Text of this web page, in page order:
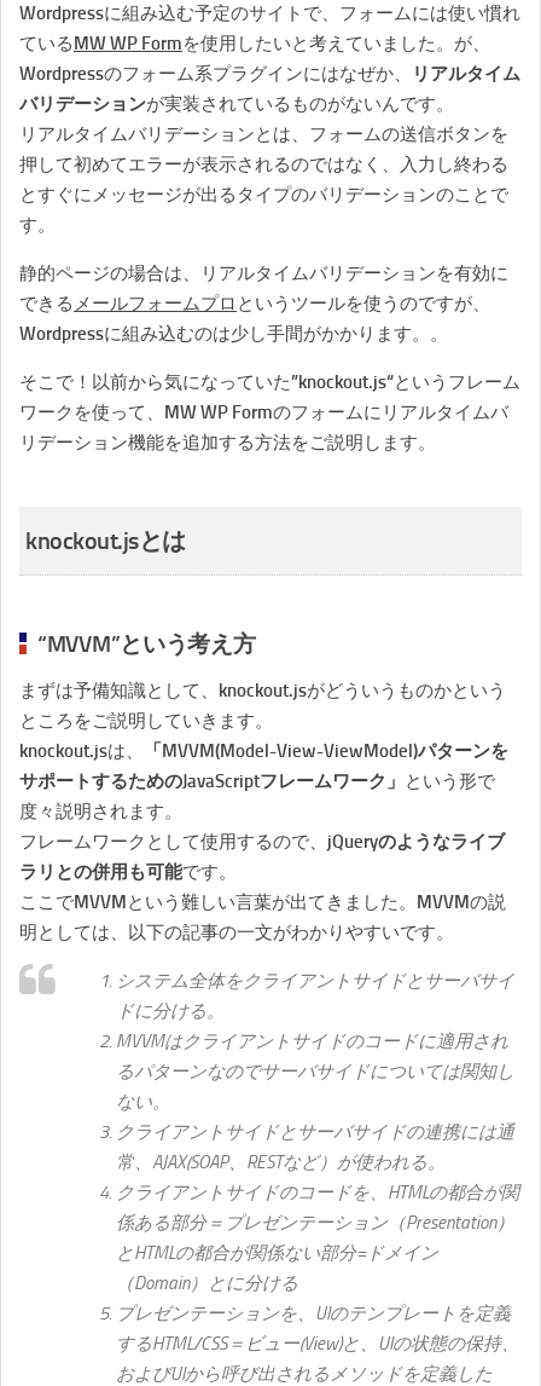
Wordpressに組み込む予定のサイトで、フォームには使い慣れ
ているMW WP Formを使用したいと考えていました。が、
Wordpressのフォーム系プラグインにはなぜか、
リアルタイム
バリデーションが実装されているものがないんです。
リアルタイムバリデーションとは、フォームの送信ボタンを
押して初めてエラーが表示されるのではなく、入力し終わる
とすぐにメッセージが出るタイプのバリデーションのことで
す。
静的ページの場合は、リアルタイムバリデーションを有効に
できる メールフォームプロ というツールを使うのですが、
Wordpressに組み込むのは少し手間がかかります。。
そこで！以前から気になっていた”knockout.js“というフレーム
ワークを使って、MW WP Formのフォームにリアルタイムバ
リデーション機能を追加する方法をご説明します。
knockout.jsとは
“MVVM”という考え方
まずは予備知識として、knockout.jsがどういうものかという
ところをご説明していきます。
knockout.jsは、
「MVVM(Model-View-ViewModel)パターンを
サポートするためのJavaScriptフレームワーク」 という形で
度々説明されます。
フレームワークとして使用するので、 jQueryのようなライブ
ラリとの併用も可能です。
ここでMVVMという難しい言葉が出てきました。MVVMの説
明としては、以下の記事の一文がわかりやすいです。
システム全体をクライアントサイドとサーバサイ
ドに分ける。
MVVMはクライアントサイドのコードに適用され
るパターンなのでサーバサイドについては関知し
ない。
クライアントサイドとサーバサイドの連携には通
常、AJAX(SOAP、RESTなど）が使われる。
クライアントサイドのコードを、HTMLの都合が関
係ある部分＝プレゼンテーション（Presentation）
とHTMLの都合が関係ない部分=ドメイン
（Domain）とに分ける
プレゼンテーションを、UIのテンプレートを定義
するHTML/CSS＝ビュー(View)と、UIの状態の保持、
およびUIから呼び出されるメソッドを定義した